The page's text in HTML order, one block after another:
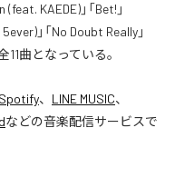
KAEDE)」「Bet!」
」「No Doubt Really」
11曲となっている。
Spotify、 LINE MUSIC、
などの音楽配信サービスで